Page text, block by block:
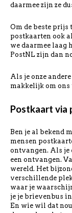
daarmee zijn ze
Om de beste prijs
postkaarten ook
we daarmee laag
PostNL zijn dan
Als je onze
makkelijk om ons
Postkaart via
Ben je al bekend
mensen
ontvangen. Als je
een ontvangen.
wereld. Het
verschillende
waar je
je je brievenbus
En wie wil dat